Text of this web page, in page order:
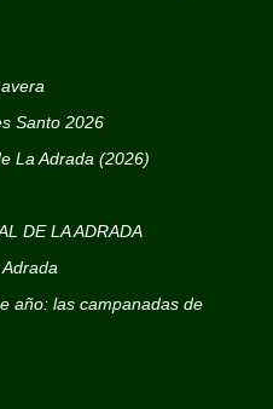
Santo 2026
La Adrada (2026)
DE LA ADRADA
año: las campanadas de